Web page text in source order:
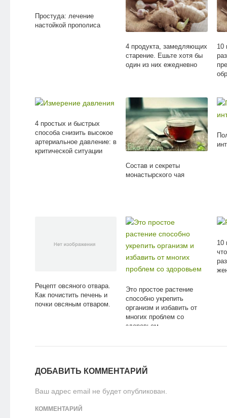
Простуда: лечение
настойкой прополиса
4 продукта, замедляющих
старение. Ешьте хотя бы
один из них ежедневно
10
4 простых и быстрых
способа снизить высокое
артериальное давление: в
критической ситуации
Состав и секреты
монастырского чая
Рецепт овсяного отвара.
Как почистить печень и
почки овсяным отваром.
Это простое растение
способно укрепить
организм и избавить от
многих проблем со
здоровьем
10
ДОБАВИТЬ КОММЕНТАРИЙ
Ваш адрес email не будет опубликован.
КОММЕНТАРИЙ